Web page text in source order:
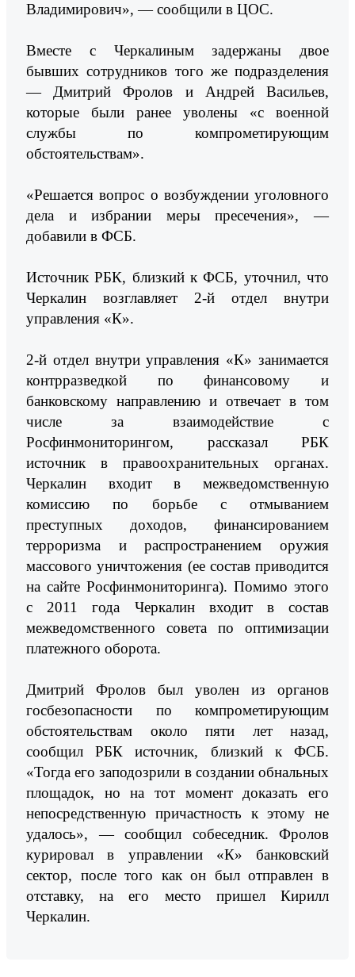
Владимирович», — сообщили в ЦОС.
Вместе с Черкалиным задержаны двое
бывших сотрудников того же подразделения
— Дмитрий Фролов и Андрей Васильев,
которые были ранее уволены «с военной
службы по компрометирующим
обстоятельствам».
«Решается вопрос о возбуждении уголовного
дела и избрании меры пресечения», —
добавили в ФСБ.
Источник РБК, близкий к ФСБ, уточнил, что
Черкалин возглавляет 2-й отдел внутри
управления «К».
2-й отдел внутри управления «К» занимается
контрразведкой по финансовому и
банковскому направлению и отвечает в том
числе за взаимодействие с
Росфинмониторингом, рассказал РБК
источник в правоохранительных органах.
Черкалин входит в межведомственную
комиссию по борьбе с отмыванием
преступных доходов, финансированием
терроризма и распространением оружия
массового уничтожения (ее состав приводится
на сайте Росфинмониторинга). Помимо этого
с 2011 года Черкалин входит в состав
межведомственного совета по оптимизации
платежного оборота.
Дмитрий Фролов был уволен из органов
госбезопасности по компрометирующим
обстоятельствам около пяти лет назад,
сообщил РБК источник, близкий к ФСБ.
«Тогда его заподозрили в создании обнальных
площадок, но на тот момент доказать его
непосредственную причастность к этому не
удалось», — сообщил собеседник. Фролов
курировал в управлении «К» банковский
сектор, после того как он был отправлен в
отставку, на его место пришел Кирилл
Черкалин.